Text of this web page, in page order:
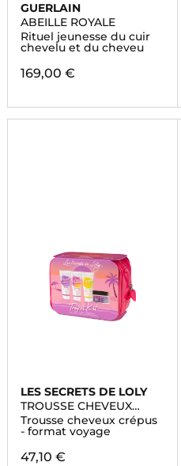
GUERLAIN
ABEILLE ROYALE
Rituel jeunesse du cuir
chevelu et du cheveu
169,00 €
LES SECRETS DE LOLY
TROUSSE CHEVEUX
CRÉPUS
Trousse cheveux crépus
- format voyage
47,10 €